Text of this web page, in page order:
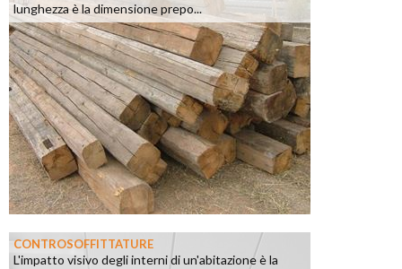
lunghezza è la dimensione prepo...
CONTROSOFFITTATURE
L'impatto visivo degli interni di un'abitazione è la